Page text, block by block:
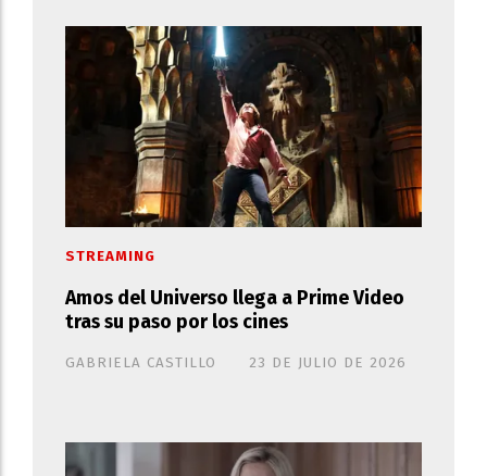
Amos del Universo llega a Prime Video
tras su paso por los cines
GABRIELA CASTILLO
STREAMING
23 DE JULIO DE 2026